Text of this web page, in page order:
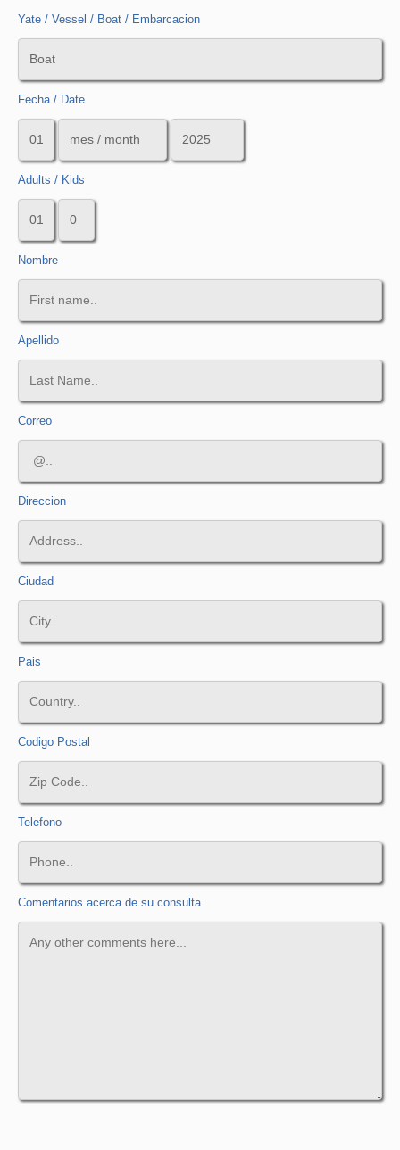
Yate / Vessel / Boat / Embarcacion
Fecha / Date
Adults / Kids
Nombre
Apellido
Correo
Direccion
Ciudad
Pais
Codigo Postal
Telefono
Comentarios acerca de su consulta